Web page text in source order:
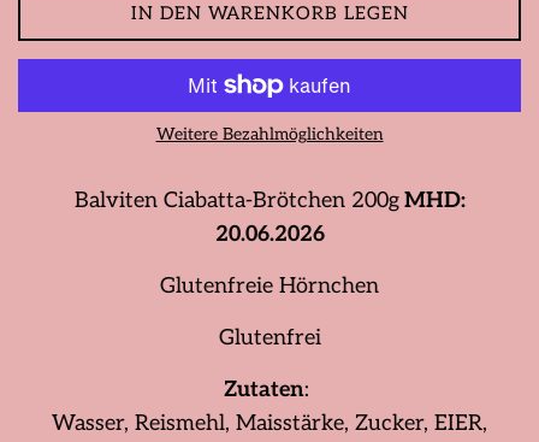
IN DEN WARENKORB LEGEN
Weitere Bezahlmöglichkeiten
Balviten Ciabatta-Brötchen 200gMHD:
20.06.2026
Glutenfreie Hörnchen
Glutenfrei
Zutaten:
Wasser, Reismehl, Maisstärke, Zucker, EIER,